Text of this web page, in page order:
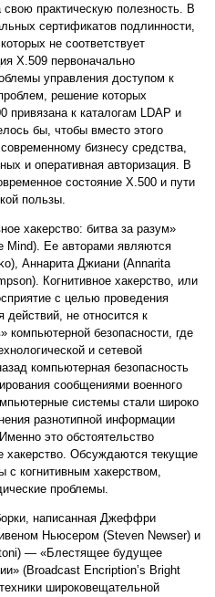
практическую полезность. В
сертификатов подлинности,
не соответствует
X.509 первоначально
управления доступом к
решение которых
привязана к каталогам LDAP и
бы, чтобы вместо этого
бизнесу средства,
и оперативная авторизация. В
состояние X.500 и пути
пользы.
хакерство: битва за разум»
Mind). Ее авторами являются
Аннарита Джиани (Annarita
Когнитивное хакерство, или
с целью проведения
действий, не относится к
компьютерной безопасности, где
и сетевой
компьютерная безопасность
сообщениями военного
системы стали широко
разнотипной информации
это обстоятельство
хакерство. Обсуждаются текущие
с когнитивным хакерством,
проблемы.
написанная Джеффри
Ньюсером (Steven Newser) и
— «Блестящее будущее
(Broadcast Encription’s Bright
широковещательной